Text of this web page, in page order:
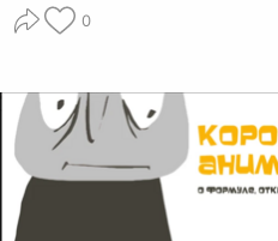
0